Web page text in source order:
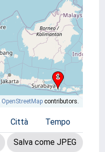
OpenStreetMap contributors.
Città Tempo
Salva come JPEG